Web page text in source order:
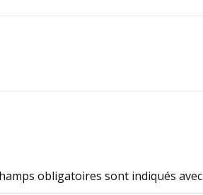
obligatoires sont indiqués avec